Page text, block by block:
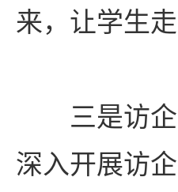
来，让学生走
三是访
深入开展访